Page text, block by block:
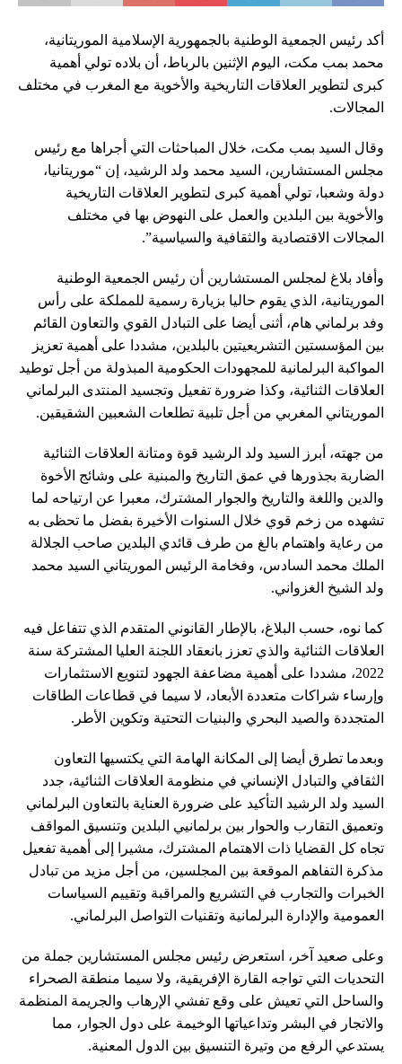
أكد رئيس الجمعية الوطنية بالجمهورية الإسلامية الموريتانية،
محمد بمب مكت، اليوم الإثنين بالرباط، أن بلاده تولي أهمية
كبرى لتطوير العلاقات التاريخية والأخوية مع المغرب في مختلف
المجالات.
وقال السيد بمب مكت، خلال المباحثات التي أجراها مع رئيس
مجلس المستشارين، السيد محمد ولد الرشيد، إن “موريتانيا،
دولة وشعبا، تولي أهمية كبرى لتطوير العلاقات التاريخية
والأخوية بين البلدين والعمل على النهوض بها في مختلف
المجالات الاقتصادية والثقافية والسياسية”.
وأفاد بلاغ لمجلس المستشارين أن رئيس الجمعية الوطنية
الموريتانية، الذي يقوم حاليا بزيارة رسمية للمملكة على رأس
وفد برلماني هام، أثنى أيضا على التبادل القوي والتعاون القائم
بين المؤسستين التشريعيتين بالبلدين، مشددا على أهمية تعزيز
المواكبة البرلمانية للمجهودات الحكومية المبذولة من أجل توطيد
العلاقات الثنائية، وكذا ضرورة تفعيل وتجسيد المنتدى البرلماني
الموريتاني المغربي من أجل تلبية تطلعات الشعبين الشقيقين.
من جهته، أبرز السيد ولد الرشيد قوة ومتانة العلاقات الثنائية
الضاربة بجذورها في عمق التاريخ والمبنية على وشائج الأخوة
والدين واللغة والتاريخ والجوار المشترك، معبرا عن ارتياحه لما
تشهده من زخم قوي خلال السنوات الأخيرة بفضل ما تحظى به
من رعاية واهتمام بالغ من طرف قائدي البلدين صاحب الجلالة
الملك محمد السادس، وفخامة الرئيس الموريتاني السيد محمد
ولد الشيخ الغزواني.
كما نوه، حسب البلاغ، بالإطار القانوني المتقدم الذي تتفاعل فيه
العلاقات الثنائية والذي تعزز بانعقاد اللجنة العليا المشتركة سنة
2022، مشددا على أهمية مضاعفة الجهود لتنويع الاستثمارات
وإرساء شراكات متعددة الأبعاد، لا سيما في قطاعات الطاقات
المتجددة والصيد البحري والبنيات التحتية وتكوين الأطر.
وبعدما تطرق أيضا إلى المكانة الهامة التي يكتسيها التعاون
الثقافي والتبادل الإنساني في منظومة العلاقات الثنائية، جدد
السيد ولد الرشيد التأكيد على ضرورة العناية بالتعاون البرلماني
وتعميق التقارب والحوار بين برلمانيي البلدين وتنسيق المواقف
تجاه كل القضايا ذات الاهتمام المشترك، مشيرا إلى أهمية تفعيل
مذكرة التفاهم الموقعة بين المجلسين، من أجل مزيد من تبادل
الخبرات والتجارب في التشريع والمراقبة وتقييم السياسات
العمومية والإدارة البرلمانية وتقنيات التواصل البرلماني.
وعلى صعيد آخر، استعرض رئيس مجلس المستشارين جملة من
التحديات التي تواجه القارة الإفريقية، ولا سيما منطقة الصحراء
والساحل التي تعيش على وقع تفشي الإرهاب والجريمة المنظمة
والاتجار في البشر وتداعياتها الوخيمة على دول الجوار، مما
يستدعي الرفع من وتيرة التنسيق بين الدول المعنية.